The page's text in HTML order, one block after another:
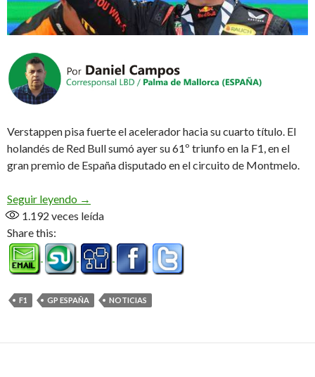
Verstappen pisa fuerte el acelerador hacia su cuarto título. El
holandés de Red Bull sumó ayer su 61º triunfo en la F1, en el
gran premio de España disputado en el circuito de Montmelo.
Seguir leyendo Olé por Max
→
1.192 veces leída
Share this:
F1 GP ESPAÑA NOTICIAS